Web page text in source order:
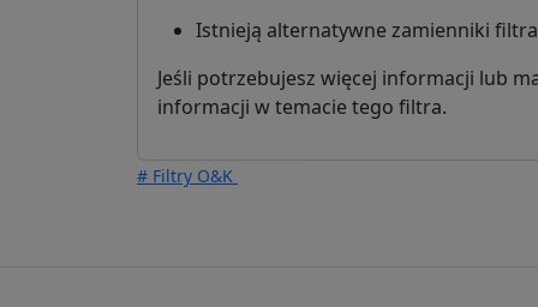
Istnieją alternatywne zamienniki filtra
Jeśli potrzebujesz więcej informacji lub
informacji w temacie tego filtra.
# Filtry O&K